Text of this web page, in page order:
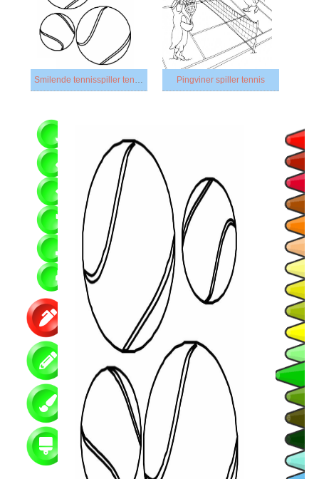
Pingviner spiller tennis